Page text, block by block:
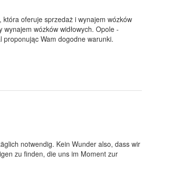
która oferuje sprzedaż i wynajem wózków
wózków widłowych. Opole -
Wam dogodne warunki.
notwendig. Kein Wunder also, dass wir
zu finden, die uns im Moment zur